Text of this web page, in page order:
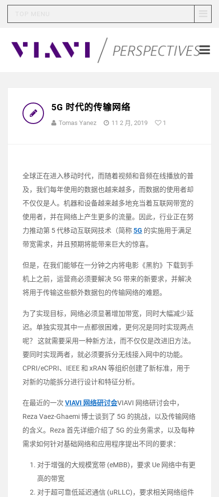
5G 时代的传输网络
Tomas Yanez 11 2 月, 2019 1
全球正在进入移动时代，而随着视频和音频在线播放的普
及，我们每年使用的数据也越来越多，而数据的使用者却
不仅仅是人。机器和设备越来越多地充当着互联网带宽的
使用者，并在网络上产生更多的流量。因此，行业正在努
力推动第 5 代移动互联网技术（简称5G 的实施用于满足
带宽需求，并且预期将能带来巨大的惊喜。
但是，在我们能够在一分钟之内将电影《黑豹》下载到手
机上之前，运营商必须要解决 5G 带来的新要求，并解决
将用于传输这些额外数据包的传输网络的难题。
为了实现目标，网络必须显著增加带宽，同时大幅减少延
迟。单独实现其中一点都很困难，更何况是同时实现两点
呢？ 这就需要采用一种新方法，而不仅仅是改进旧方法。
要同时实现两者，就必须要拆分无线接入网中的功能。
CPRI/eCPRI、IEEE 和 xRAN 等组织创建了新标准，用于
对新的功能拆分进行设计和特征分析。
在最近的一次 VIAVI 网络研讨会VIAVI 网络研讨会中，
Reza Vaez-Ghaemi 博士谈到了 5G 的挑战，以及传输网络
的含义。Reza 首先详细介绍了 5G 的业务需求，以及每种
需求如何针对基础网络和应用程序提出不同的要求：
对于增强的大规模宽带 (eMBB)，要求 Ue 网络中有更
高的带宽
对于超可靠低延迟通信 (uRLLC)，要求相关网络组件